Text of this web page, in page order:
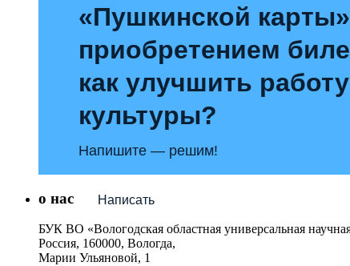
«Пушкинской
приобретением
как улучшить
культуры?
Напишите — решим!
Написать
о нас
БУК ВО «Вологодская областная универсальная
Россия, 160000, Вологда,
Марии Ульяновой, 1